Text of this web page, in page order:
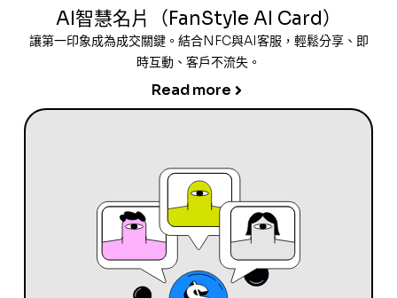
AI智慧名片（FanStyle AI Card）
讓第一印象成為成交關鍵。結合NFC與AI客服，輕鬆分享、即
時互動、客戶不流失。
Read more